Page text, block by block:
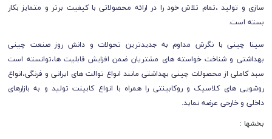
سازی و تولید ،تمام تلاش خود را در ارائه محصولاتی با کیفیت برتر و متمایز بکار
بسته است.
سینا چینی با نگرش مداوم به جدیدترین تحولات و دانش روز صنعت چینی
بهداشتی و شناخت خواسته های مشتریان ضمن افزایش قابلیت ها،توانسته است
سبد کاملی از محصولات چینی بهداشتی مانند انواع توالت های ایرانی و فرنگی،انواع
روشویی های کلاسیک و روکابینتی را همراه با انواع کابینت تولید و به بازارهای
داخلی و خارجی عرضه نماید.
بخشها :